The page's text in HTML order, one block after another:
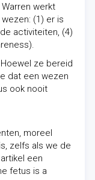
werkt
(1) er is
activiteiten, (4)
ze bereid
dat een wezen
ook nooit
moreel
zelfs als we de
een
fetus is a